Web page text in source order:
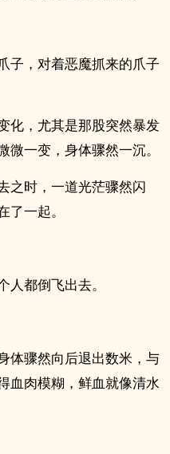
子，对着恶魔抓来的爪子
化，尤其是那股突然暴发
一变，身体骤然一沉。
之时，一道光茫骤然闪
一起。
都倒飞出去。
体骤然向后退出数米，与
血肉模糊，鲜血就像清水